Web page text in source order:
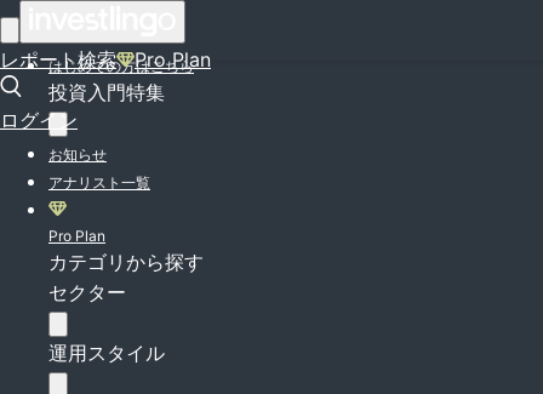
レポート検索 Pro Plan
ログイン
はじめての方はこちら
投資入門特集
お知らせ
アナリスト一覧
Pro Plan
カテゴリから探す
セクター
運用スタイル